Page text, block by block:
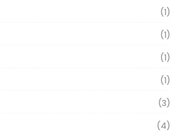
(1)
(1)
(1)
(1)
(3)
(4)